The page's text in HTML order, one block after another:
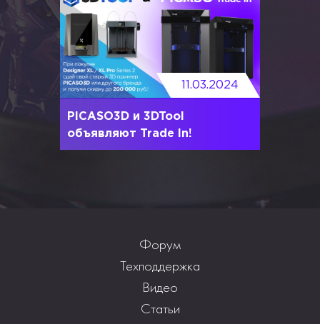
11.03.2024
PICASO3D и 3DTool
объявляют Trade In!
Форум
Техподдержка
Видео
Статьи